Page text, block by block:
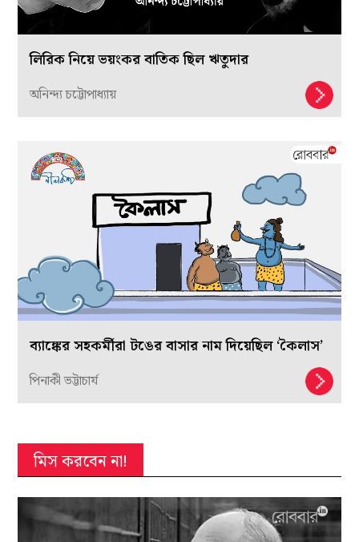
লিরিক নিয়ে ভয়ংকর বাতিক ছিল ঋতুদার
অনিন্দ্য চট্টোপাধ্যায়
ব্যাঙ্কের সহকর্মীরা টঙের বাসার নাম দিয়েছিল ‘কৈলাস’
পিনাকী ভট্টাচার্য
মিস করবেন না!